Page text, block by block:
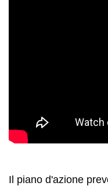
Il piano d'azione